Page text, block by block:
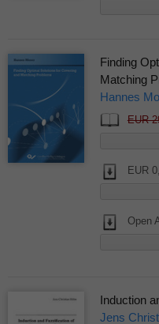
Finding
Matching
Hannes
EUR
EUR
Open
Induction
Jens